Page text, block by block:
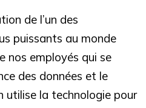
de l’un des
puissants au monde
nos employés qui se
des données et le
utilise la technologie pour